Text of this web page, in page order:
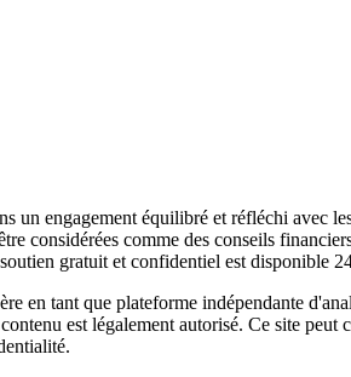
un engagement équilibré et réfléchi avec
considérées comme des conseils
gratuit et confidentiel est disponible
en tant que plateforme indépendante
est légalement autorisé. Ce site